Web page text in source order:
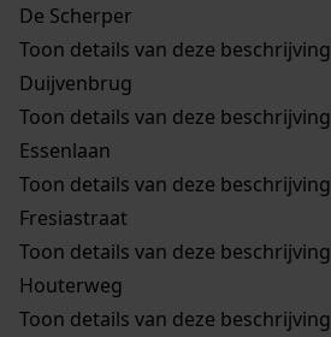
De Scherper
Toon details van deze beschrijving
Duijvenbrug
Toon details van deze beschrijving
Essenlaan
Toon details van deze beschrijving
Fresiastraat
Toon details van deze beschrijving
Houterweg
Toon details van deze beschrijving